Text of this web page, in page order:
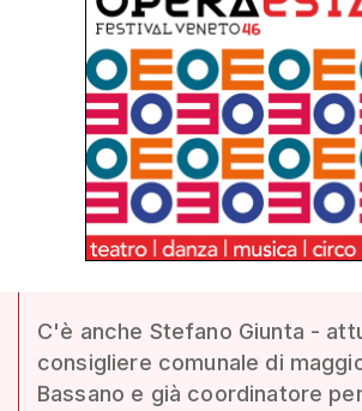
C'è anche Stefano Giunta -
consigliere comunale di
Bassano e già coordinatore